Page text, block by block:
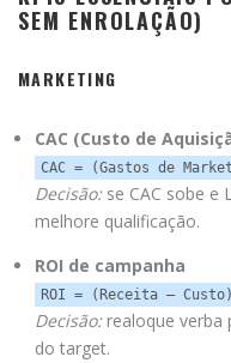
SEM ENROLAÇÃO)
MARKETING
CAC (Custo de
CAC = (Gastos de
Decisão: se CAC sobe e
melhore qualificação.
ROI de campanha
ROI = (Receita –
Decisão: realoque verba
do target.